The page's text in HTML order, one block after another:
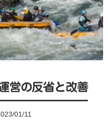
営の反省と改善
01/11